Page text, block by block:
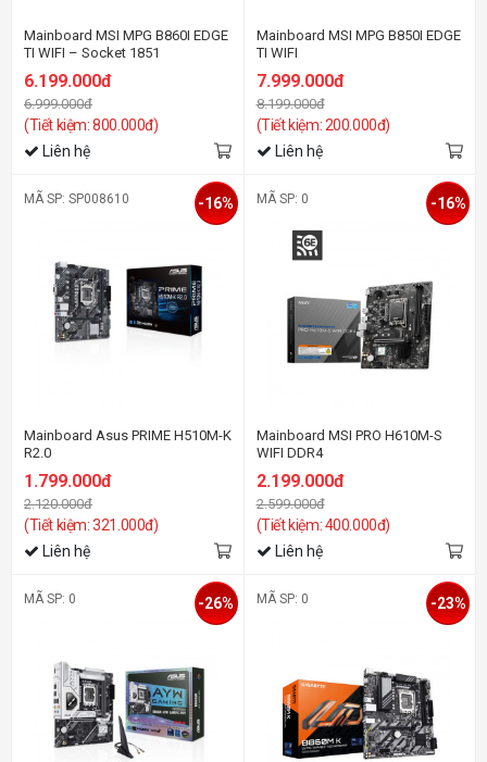
Mainboard MSI MPG B860I EDGE
TI WIFI – Socket 1851
6.199.000đ
6.999.000đ
(Tiết kiệm: 800.000đ)
Liên hệ
Mainboard MSI MPG B850I EDGE
TI WIFI
7.999.000đ
8.199.000đ
(Tiết kiệm: 200.000đ)
Liên hệ
MÃ SP: SP008610
Mainboard Asus PRIME H510M-K
R2.0
1.799.000đ
2.120.000đ
(Tiết kiệm: 321.000đ)
-16%
Liên hệ
MÃ SP: 0
Mainboard MSI PRO H610M-S
WIFI DDR4
2.199.000đ
2.599.000đ
(Tiết kiệm: 400.000đ)
-16%
Liên hệ
MÃ SP: 0 -26% MÃ SP: 0 -23%